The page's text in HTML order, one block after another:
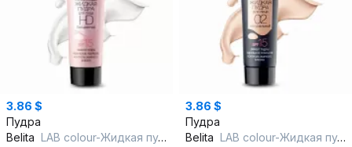
3.86 $
Пудра
Belita LAB colour-Жидкая пудра бесцветная Матирующая д/лица
3.86 $
Пудра
Belita LAB colour-Жидкая пудра 02 Матирующая д/лица натуральный